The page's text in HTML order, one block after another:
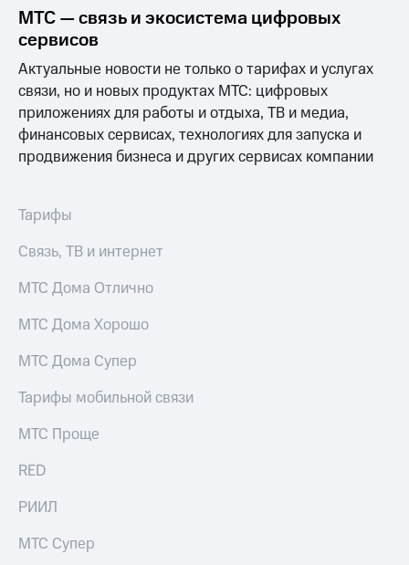
МТС — связь и экосистема цифровых
сервисов
Актуальные новости не только о тарифах и услугах
связи, но и новых продуктах МТС: цифровых
приложениях для работы и отдыха, ТВ и медиа,
финансовых сервисах, технологиях для запуска и
продвижения бизнеса и других сервисах компании
Тарифы
Связь, ТВ и интернет
МТС Дома Отлично
МТС Дома Хорошо
МТС Дома Супер
Тарифы мобильной связи
МТС Проще
RED
РИИЛ
МТС Супер